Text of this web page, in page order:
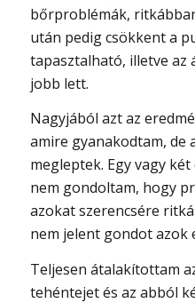
bőrproblémák,
után pedig csökkent a
tapasztalható, illetve az
jobb lett.
Nagyjából azt az
amire gyanakodtam, de
megleptek. Egy vagy
nem gondoltam, hogy
azokat szerencsére
nem jelent gondot azok
Teljesen átalakítottam
tehéntejet és az abból